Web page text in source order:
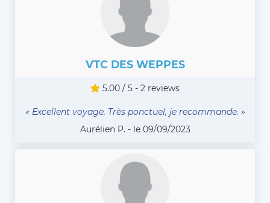
VTC DES WEPPES
5.00 / 5 - 2 reviews
« Excellent voyage. Très ponctuel, je recommande. »
Aurélien P. - le 09/09/2023